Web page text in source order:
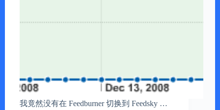
我竟然没有在 Feedburner 切换到 Feedsky …